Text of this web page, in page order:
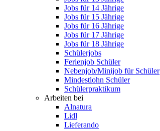
Jobs für 14 Jährige
Jobs für 15 Jährige
Jobs für 16 Jährige
Jobs für 17 Jährige
Jobs für 18 Jährige
Schülerjobs
Ferienjob Schüler
Nebenjob/Minijob für Schüler
Mindestlohn Schüler
Schülerpraktikum
Arbeiten bei
Alnatura
Lidl
Lieferando